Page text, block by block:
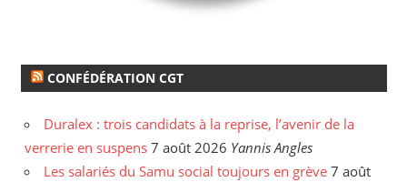
CONFÉDÉRATION CGT
Duralex : trois candidats à la reprise, l’avenir de la
verrerie en suspens 7 août 2026 Yannis Angles
Les salariés du Samu social toujours en grève 7 août